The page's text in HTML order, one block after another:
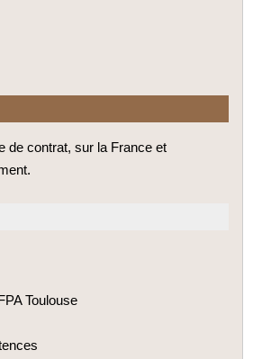
de contrat, sur la France et
Toulouse